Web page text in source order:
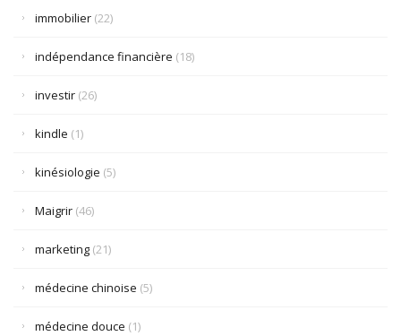
immobilier (22)
indépendance financière (18)
investir (26)
kindle (1)
kinésiologie (5)
Maigrir (46)
marketing (21)
médecine chinoise (5)
médecine douce (1)